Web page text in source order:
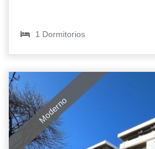
1 Dormitorios
Moderno